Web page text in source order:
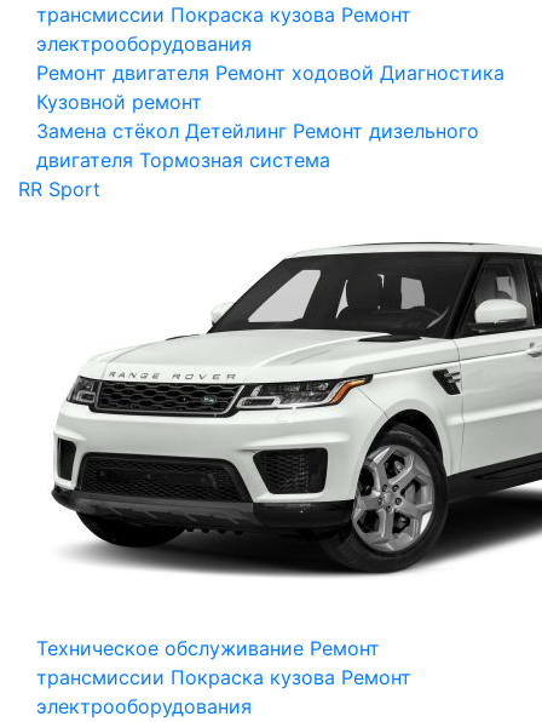
трансмиссии Покраска кузова Ремонт
электрооборудования
Ремонт двигателя Ремонт ходовой Диагностика
Кузовной ремонт
Замена стёкол Детейлинг Ремонт дизельного
двигателя Тормозная система
RR Sport
Техническое обслуживание Ремонт
трансмиссии Покраска кузова Ремонт
электрооборудования